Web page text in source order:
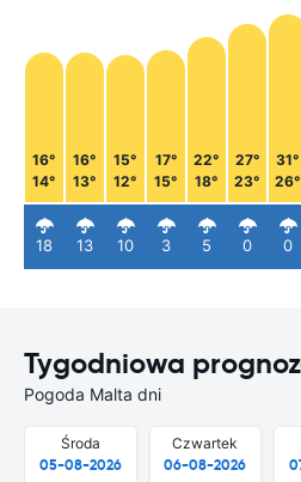
16°
14°
18
16°
13°
13
15°
12°
10
17°
15°
3
22°
18°
5
27°
23°
0
31°
26°
0
Tygodniowa
Pogoda Malta dni
Środa
05-08-2026
Czwartek
06-08-2026